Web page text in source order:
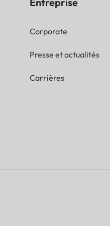
Corporate
Presse et actualités
Carrières